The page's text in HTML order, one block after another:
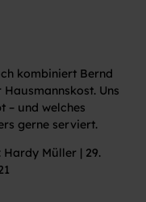
kombiniert Bernd
Uns
– und welches
gerne serviert.
Müller | 29.